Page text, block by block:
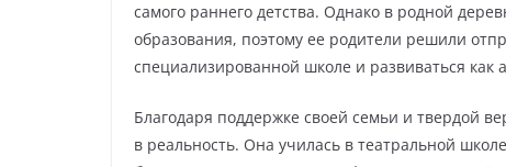
самого раннего детства. Однако в родной
образования, поэтому ее родители решили
специализированной школе и развиваться как
Благодаря поддержке своей семьи и твердой
в реальность. Она училась в театральной